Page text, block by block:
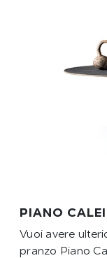
PIANO
Vuoi avere
pranzo Piano